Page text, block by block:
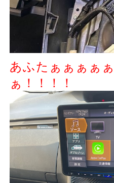
あふたぁぁぁぁ
ぁ！！！！